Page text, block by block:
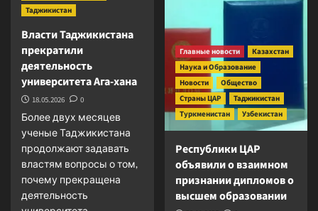
Таджикистан
Власти Таджикистана
прекратили
деятельность
университета Ага-хана
18.05.2026 0
Более двух месяцев
ученые Таджикистана
продолжают задавать
властям вопросы о том,
почему прекращена
деятельность
Главные новости
Казахстан
Наука и Образование
Новости
Общество
Страны ЦАР
Таджикистан
Туркменистан
Узбекистан
Республики ЦАР
объявили о взаимном
признании дипломов о
высшем образовании